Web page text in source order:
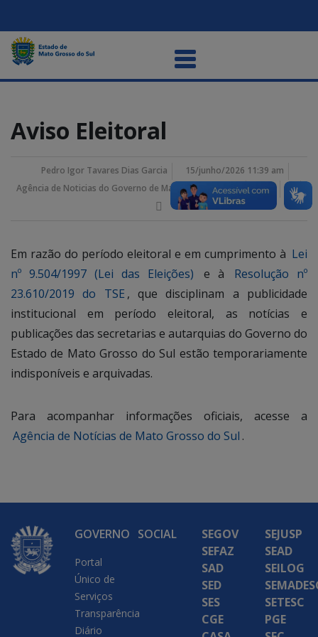
Aviso Eleitoral
Pedro Igor Tavares Dias Garcia
15/junho/2026 11:39 am
Agência de Noticias do Governo de Mato Grosso do Sul
Em razão do período eleitoral e em cumprimento à Lei
nº 9.504/1997 (Lei das Eleições)
e à
Resolução nº
23.610/2019 do TSE , que disciplinam a publicidade
institucional em período eleitoral, as notícias e
publicações das secretarias e autarquias do Governo do
Estado de Mato Grosso do Sul estão temporariamente
indisponíveis e arquivadas.
Para acompanhar informações oficiais, acesse a
Agência de Notícias de Mato Grosso do Sul .
GOVERNO
Portal
Único de
Serviços
Transparência
Diário
SOCIAL
SEGOV
SEFAZ
SAD
SED
SES
CGE
SEJUSP
SEAD
SEILOG
SETESC
PGE